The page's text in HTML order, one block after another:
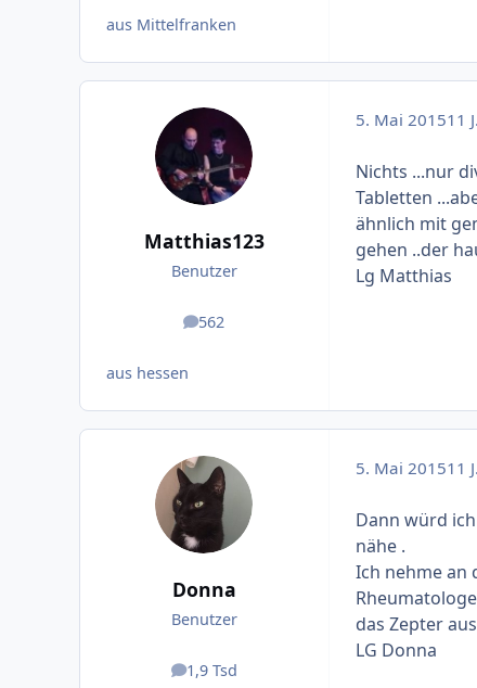
aus Mittelfranken
Matthias123
Benutzer
562
Beiträge
aus hessen
5. Mai 201511 J.
Nichts ...nur
Tabletten
ähnlich mit
gehen ..der
Lg Matthias
Donna
Benutzer
1,9 Tsd
Beiträge
5. Mai 201511 J.
Dann würd
nähe .
Ich nehme an
Rheumatologe
das Zepter
LG Donna